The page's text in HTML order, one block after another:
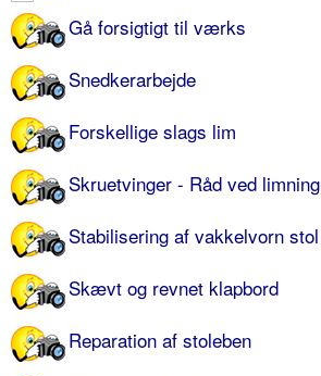
Gå forsigtigt til værks
Snedkerarbejde
Forskellige slags lim
Skruetvinger - Råd ved limning
Stabilisering af vakkelvorn stol
Skævt og revnet klapbord
Reparation af stoleben